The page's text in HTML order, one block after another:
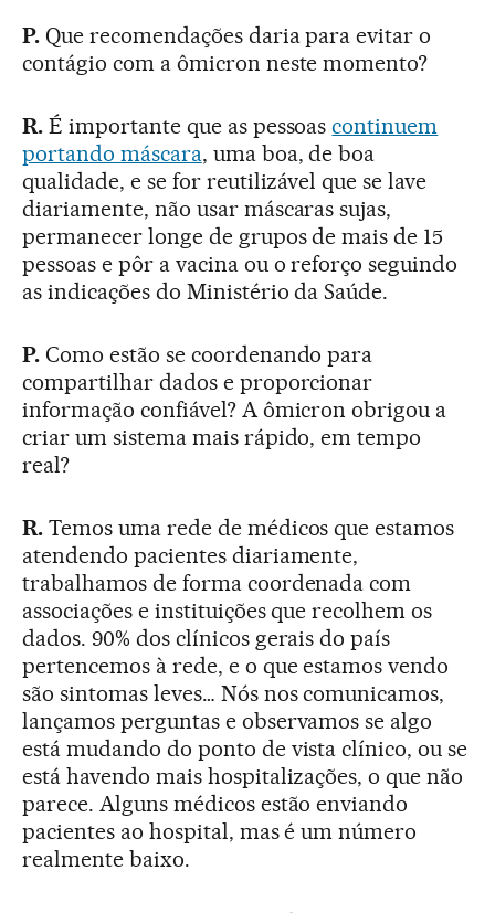
P. Que recomendações daria para evitar o
contágio com a ômicron neste momento?
R. É importante que as pessoascontinuem
portando máscara, uma boa, de boa
qualidade, e se for reutilizável que se lave
diariamente, não usar máscaras sujas,
permanecer longe de grupos de mais de 15
pessoas e pôr a vacina ou o reforço seguindo
as indicações do Ministério da Saúde.
P. Como estão se coordenando para
compartilhar dados e proporcionar
informação confiável? A ômicron obrigou a
criar um sistema mais rápido, em tempo
real?
R. Temos uma rede de médicos que estamos
atendendo pacientes diariamente,
trabalhamos de forma coordenada com
associações e instituições que recolhem os
dados. 90% dos clínicos gerais do país
pertencemos à rede, e o que estamos vendo
são sintomas leves… Nós nos comunicamos,
lançamos perguntas e observamos se algo
está mudando do ponto de vista clínico, ou se
está havendo mais hospitalizações, o que não
parece. Alguns médicos estão enviando
pacientes ao hospital, mas é um número
realmente baixo.